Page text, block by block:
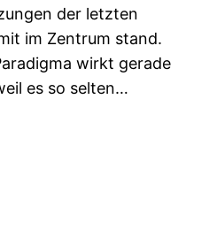
der letzten
im Zentrum stand.
wirkt gerade
es so selten…